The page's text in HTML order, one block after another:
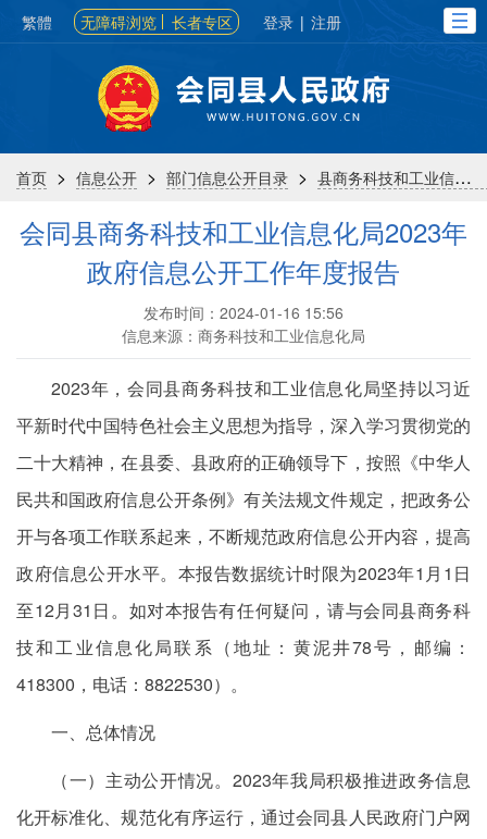
繁體 无障碍浏览 长者专区 登录 | 注册
首页 > 信息公开 > 部门信息公开目录 > 县商务科技和工业信息化局
会同县商务科技和工业信息化局2023年
政府信息公开工作年度报告
发布时间：2024-01-16 15:56
信息来源：商务科技和工业信息化局
2023年，会同县商务科技和工业信息化局坚持以习近
平新时代中国特色社会主义思想为指导，深入学习贯彻党的
二十大精神，在县委、县政府的正确领导下，按照《中华人
民共和国政府信息公开条例》有关法规文件规定，把政务公
开与各项工作联系起来，不断规范政府信息公开内容，提高
政府信息公开水平。本报告数据统计时限为2023年1月1日
至12月31日。如对本报告有任何疑问，请与会同县商务科
技和工业信息化局联系（地址：黄泥井78号，邮编：
418300，电话：8822530）。
一、总体情况
（一）主动公开情况。2023年我局积极推进政务信息
化开标准化、规范化有序运行，通过会同县人民政府门户网